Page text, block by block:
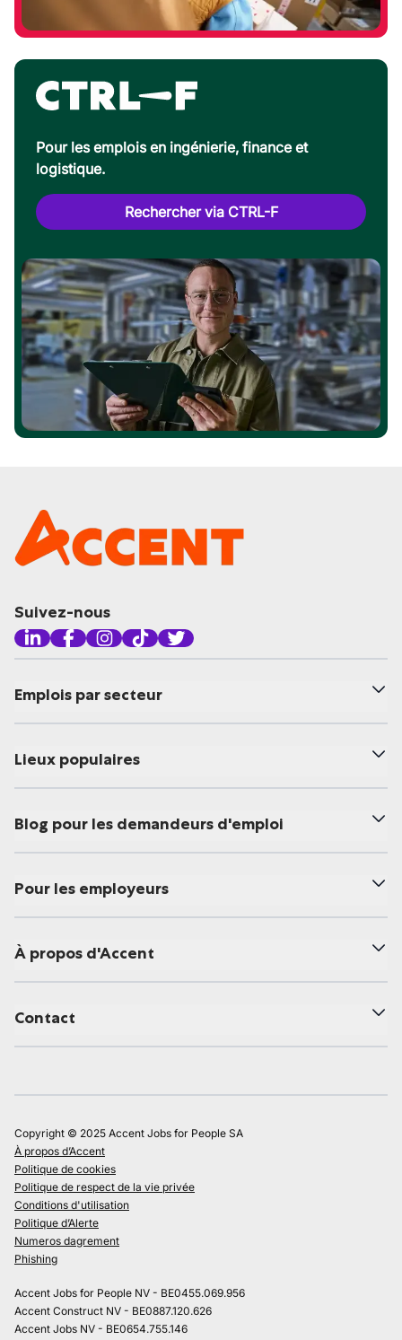
Pour les emplois en ingénierie, finance et
logistique.
Rechercher via CTRL-F
Suivez-nous
Emplois par secteur
Lieux populaires
Blog pour les demandeurs d'emploi
Pour les employeurs
À propos d'Accent
Contact
Copyright © 2025 Accent Jobs for People SA
À propos d’Accent
Politique de cookies
Politique de respect de la vie privée
Conditions d'utilisation
Politique d’Alerte
Numeros dagrement
Phishing
Accent Jobs for People NV - BE0455.069.956
Accent Construct NV - BE0887.120.626
Accent Jobs NV - BE0654.755.146